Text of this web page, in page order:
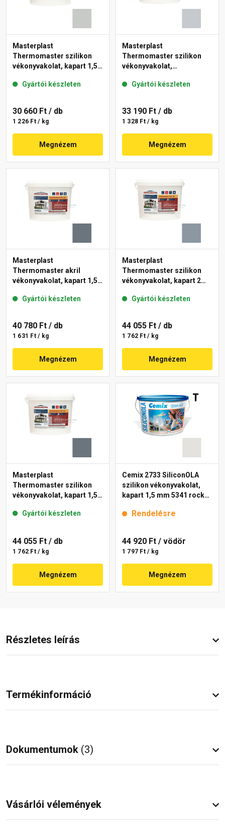
Masterplast
Thermomaster szilikon
vékonyvakolat, kapart 1,5
Gyártói készleten
30 660 Ft / db
1 226 Ft / kg
Megnézem
Masterplast
Thermomaster szilikon
vékonyvakolat,
50-F 25 kg
Gyártói készleten
33 190 Ft / db
1 328 Ft / kg
Megnézem
Masterplast
Thermomaster akril
vékonyvakolat, kapart 1,5
Gyártói készleten
40 780 Ft / db
1 631 Ft / kg
Megnézem
Masterplast
Thermomaster szilikon
vékonyvakolat, kapart 2
Gyártói készleten
44 055 Ft / db
1 762 Ft / kg
Megnézem
Masterplast
Thermomaster szilikon
vékonyvakolat, kapart 1,5
Gyártói készleten
44 055 Ft / db
1 762 Ft / kg
Megnézem
Cemix 2733 SiliconOLA
szilikon vékonyvakolat,
kapart 1,5 mm 5341 rock
Rendelésre
44 920 Ft / vödör
1 797 Ft / kg
Megnézem
Részletes leírás
Termékinformáció
Dokumentumok (3)
Vásárlói vélemények